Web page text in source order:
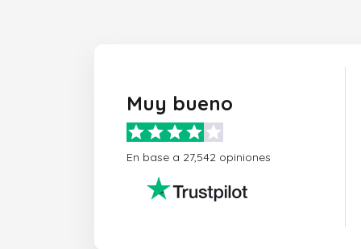
Muy bueno
En base a 27,542 opiniones